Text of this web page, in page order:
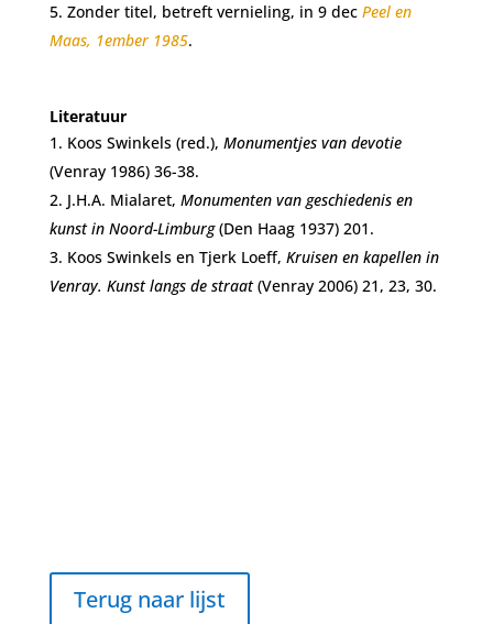
Zonder titel, betreft vernieling, in 9 dec Peel en
Maas, 1ember 1985.
Literatuur
Koos Swinkels (red.), Monumentjes van devotie
(Venray 1986) 36-38.
J.H.A. Mialaret, Monumenten van geschiedenis en
kunst in Noord-Limburg(Den Haag 1937) 201.
Koos Swinkels en Tjerk Loeff, Kruisen en kapellen in
Venray. Kunst langs de straat(Venray 2006) 21, 23, 30.
Terug naar lijst